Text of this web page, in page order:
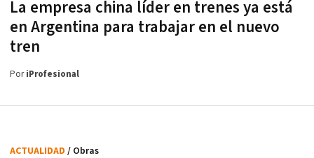
La empresa china líder en trenes ya está
en Argentina para trabajar en el nuevo
tren
PoriProfesional
ACTUALIDAD / Obras